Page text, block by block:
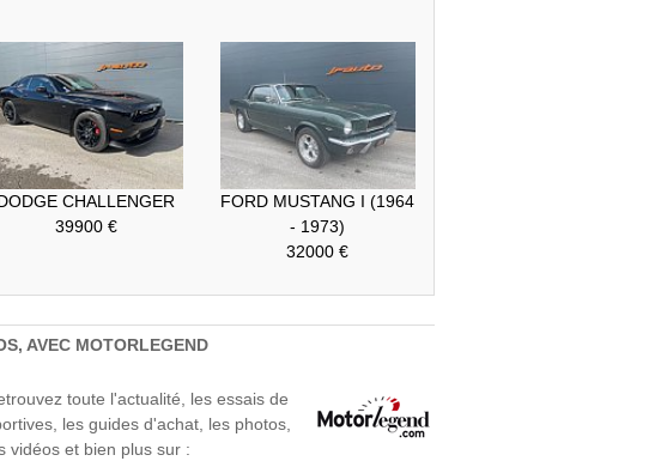
CHALLENGER
39900 €
FORD MUSTANG I (1964
- 1973)
32000 €
AVEC MOTORLEGEND
toute l'actualité, les essais de
les guides d'achat, les photos,
vidéos et bien plus sur :